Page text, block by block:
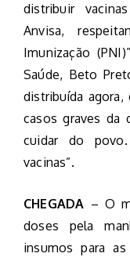
distribuir
Anvisa,
Imunização
Saúde, Beto
distribuída
casos graves da
cuidar do
vacinas”.
CHEGADA – O
doses pela
insumos para